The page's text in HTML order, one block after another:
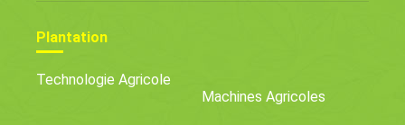
Plantation
Technologie Agricole
Machines Agricoles